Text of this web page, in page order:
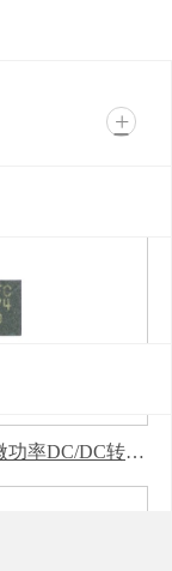
+
LT3463EDD#PBF-微功率DC/DC转换器-芭乐APP下载网址进入IOS